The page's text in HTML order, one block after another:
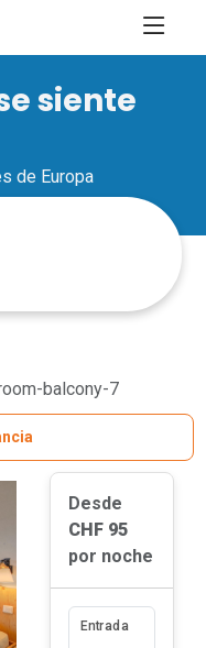
siente
de Europa
balcony-7
Desde
CHF 95
por noche
Entrada